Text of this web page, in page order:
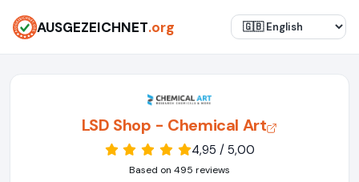
AUSGEZEICHNET.org
LSD Shop - Chemical Art
4,95 / 5,00
Based on 495 reviews